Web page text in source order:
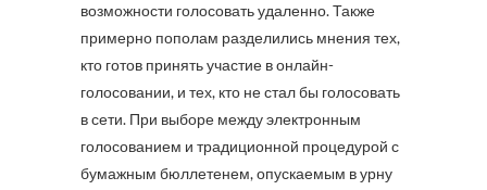
возможности голосовать удаленно. Также
примерно пополам разделились мнения тех,
кто готов принять участие в онлайн-
голосовании, и тех, кто не стал бы голосовать
в сети. При выборе между электронным
голосованием и традиционной процедурой с
бумажным бюллетенем, опускаемым в урну